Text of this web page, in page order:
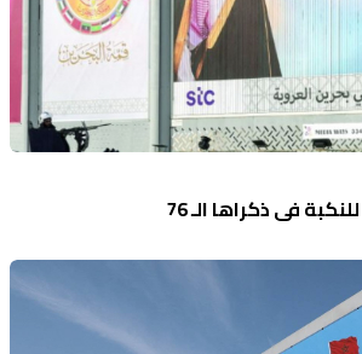
في ذكراها الـ 76